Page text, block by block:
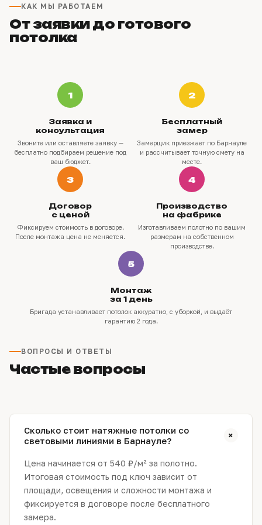
КАК МЫ РАБОТАЕМ
От заявки до готового
потолка
1
Заявка и
консультация
Звоните или оставляете заявку —
бесплатно подбираем решение под
ваш бюджет.
2
Бесплатный
замер
Замерщик приезжает по Барнауле
и рассчитывает точную смету на
месте.
3
Договор
с ценой
Фиксируем стоимость в договоре.
После монтажа цена не меняется.
4
Производство
на фабрике
Изготавливаем полотно по вашим
размерам на собственном
производстве.
5
Монтаж
за 1 день
Бригада устанавливает потолок аккуратно, с уборкой, и выдаёт
гарантию 2 года.
ВОПРОСЫ И ОТВЕТЫ
Частые вопросы
Сколько стоит натяжные потолки со
световыми линиями в Барнауле?
+
Цена начинается от 540 ₽/м² за полотно.
Итоговая стоимость под ключ зависит от
площади, освещения и сложности монтажа и
фиксируется в договоре после бесплатного
замера.